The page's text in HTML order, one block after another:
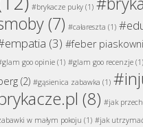
#brykacze puky (1)
(7) #całareszta (1)
(3) #feber
goo opinie (1) #glam goo recenzje (1)
(2) #gąsienica zabawka (1)
(8) #jak
w małym pokoju (1) #jak